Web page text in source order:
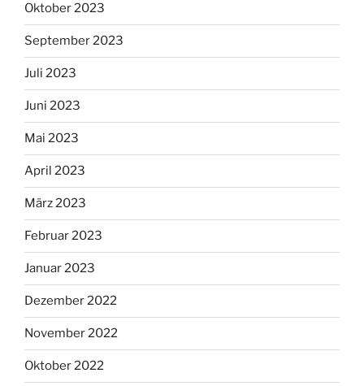
Oktober 2023
September 2023
Juli 2023
Juni 2023
Mai 2023
April 2023
März 2023
Februar 2023
Januar 2023
Dezember 2022
November 2022
Oktober 2022